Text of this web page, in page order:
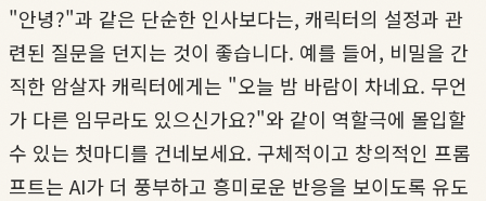
"안녕?"과 같은 단순한 인사보다는, 캐릭터의 설정과 관
련된 질문을 던지는 것이 좋습니다. 예를 들어, 비밀을 간
직한 암살자 캐릭터에게는 "오늘 밤 바람이 차네요. 무언
가 다른 임무라도 있으신가요?"와 같이 역할극에 몰입할
수 있는 첫마디를 건네보세요. 구체적이고 창의적인 프롬
프트는 AI가 더 풍부하고 흥미로운 반응을 보이도록 유도